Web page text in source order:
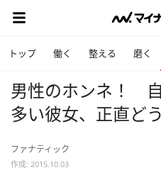
トップ 働く 整える 磨く
男性のホンネ！
多い彼女、正直ど
ファナティック
作成: 2015.10.03